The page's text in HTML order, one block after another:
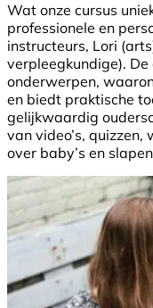
Wat onze cursus
professionele en
instructeurs, Lori
verpleegkundige).
onderwerpen,
en biedt praktische
gelijkwaardig
van video’s,
over baby’s en